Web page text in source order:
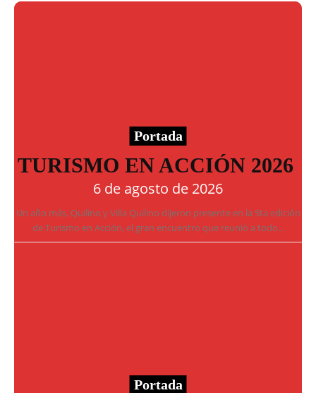
Portada
TURISMO EN ACCIÓN 2026
6 de agosto de 2026
Un año más, Quilino y Villa Quilino dijeron presente en la 5ta edición
de Turismo en Acción, el gran encuentro que reunió a todo...
Portada